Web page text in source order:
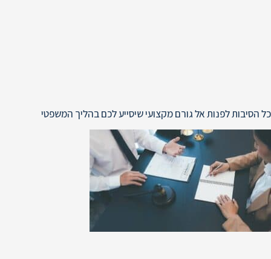
כל הסיבות לפנות אל גורם מקצועי שיסייע לכם בהליך המשפטי